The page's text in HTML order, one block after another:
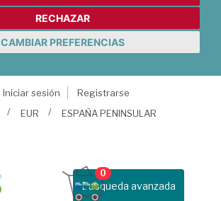
RECHAZAR
CAMBIAR PREFERENCIAS
Iniciar sesión
Registrarse
EUR ESPAÑA PENINSULAR
Busqueda avanzada
0